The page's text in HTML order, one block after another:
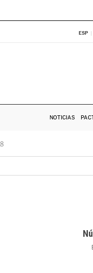
ESP
NOTICIAS